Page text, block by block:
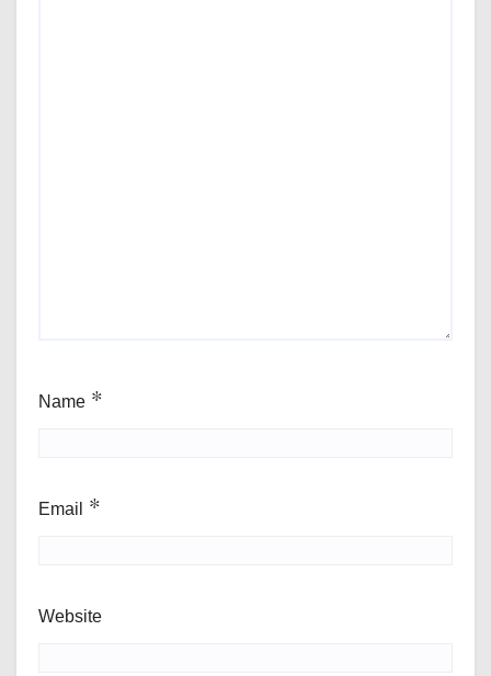
Name *
Email *
Website